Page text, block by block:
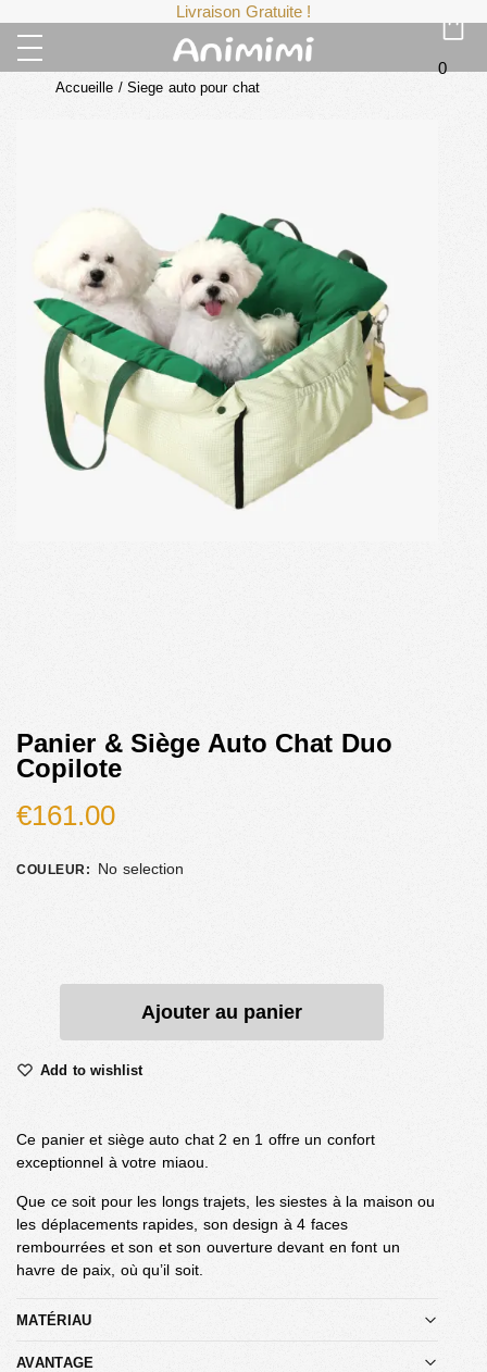
Livraison Gratuite !
0
Accueille / Siege auto pour chat
Panier & Siège Auto Chat Duo
Copilote
€161.00
COULEUR: No selection
Ajouter au panier
Add to wishlist
Ce panier et siège auto chat 2 en 1 offre un confort
exceptionnel à votre miaou.
Que ce soit pour les longs trajets, les siestes à la maison ou
les déplacements rapides, son design à 4 faces
rembourrées et son et son ouverture devant en font un
havre de paix, où qu’il soit.
MATÉRIAU
AVANTAGE